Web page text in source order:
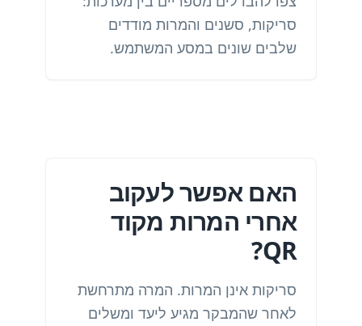
סריקות, סשנים והמרות מודדים
שלבים שונים במסע המשתמש.
האם אפשר לעקוב
אחרי המרות מקוד
QR?
סריקות אינן המרות. המרה מתרחשת
לאחר שהמבקר מגיע ליעד ומשלים